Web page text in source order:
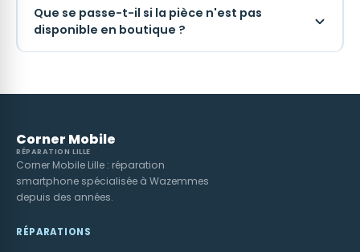
Que se passe-t-il si la pièce n'est pas
disponible en boutique ?
Corner Mobile
RÉPARATION LILLE
Corner Mobile Lille : réparation
smartphone spécialisée à Wazemmes
depuis des années.
RÉPARATIONS